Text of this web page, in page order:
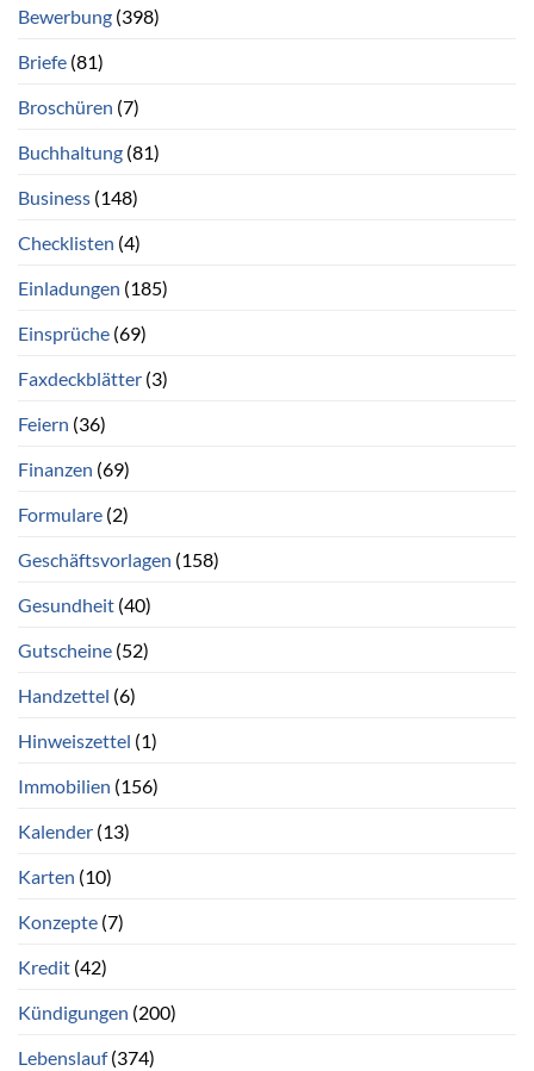
Bewerbung (398)
Briefe (81)
Broschüren (7)
Buchhaltung (81)
Business (148)
Checklisten (4)
Einladungen (185)
Einsprüche (69)
Faxdeckblätter (3)
Feiern (36)
Finanzen (69)
Formulare (2)
Geschäftsvorlagen (158)
Gesundheit (40)
Gutscheine (52)
Handzettel (6)
Hinweiszettel (1)
Immobilien (156)
Kalender (13)
Karten (10)
Konzepte (7)
Kredit (42)
Kündigungen (200)
Lebenslauf(374)